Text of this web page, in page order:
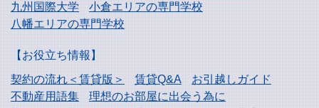
九州国際大学
小倉エリアの専門学校
八幡エリアの専門学校
【お役立ち情報】
契約の流れ＜賃貸版＞
賃貸Q&A
お引越しガイド
不動産用語集
理想のお部屋に出会う為に